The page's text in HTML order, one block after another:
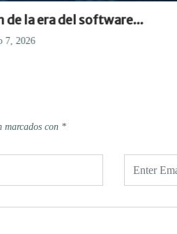
de la era del software...
7, 2026
marcados con *